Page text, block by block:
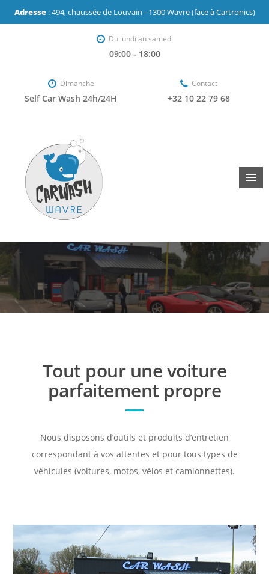
Adresse: 494, chaussée de Louvain - 1300 Wavre (face à Cartronics)
Du lundi au samedi
09:00 - 18:00
Dimanche
Self Car Wash 24h/24H
Contact
+32 10 22 79 68
Tout pour une voiture
parfaitement propre
Nous disposons d’outils et produits d’entretien
correspondant à vos attentes et pour tous types de
véhicules (voitures, motos, vélos et camionnettes).